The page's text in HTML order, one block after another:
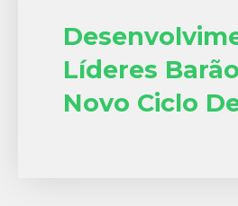
Líderes
Novo Ciclo